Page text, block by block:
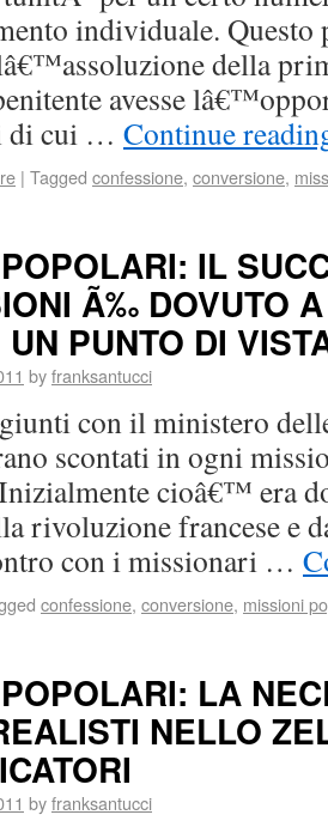
individuale. Questo
della
avesse
di cui … Continue
| Tagged confessione, conversione,
IL
Ã‰ DOVUTO
UN PUNTO DI
byfranksantucci
con il ministero
scontati in ogni
cioâ€™ era
rivoluzione francese e
con i missionari …
confessione, conversione, missioni
LA
NELLO
byfranksantucci